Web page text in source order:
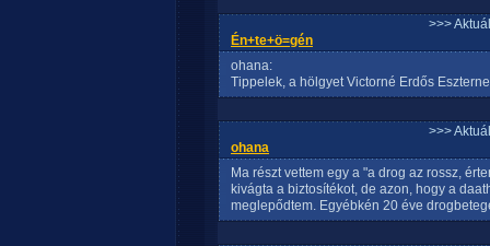
>>>
Én+te+ö=gén
ohana:
Tippelek, a hölgyet Victorné Erdős
>>>
ohana
Ma részt vettem egy a "a drog az rossz,
kivágta a biztosítékot, de azon, hogy a
meglepődtem. Egyébkén 20 éve